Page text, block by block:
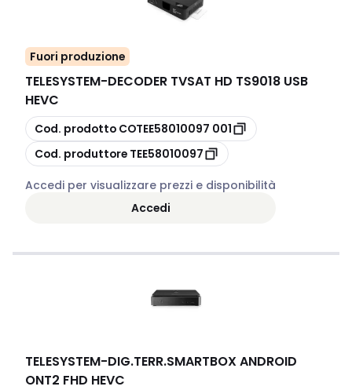
Fuori produzione
TELESYSTEM-DECODER TVSAT HD TS9018 USB
HEVC
copia
Cod. prodotto
COTEE58010097 001
copia
Cod. produttore TEE58010097
Accedi per visualizzare prezzi e disponibilità
Accedi
TELESYSTEM-DIG.TERR.SMARTBOX ANDROID
ONT2 FHD HEVC